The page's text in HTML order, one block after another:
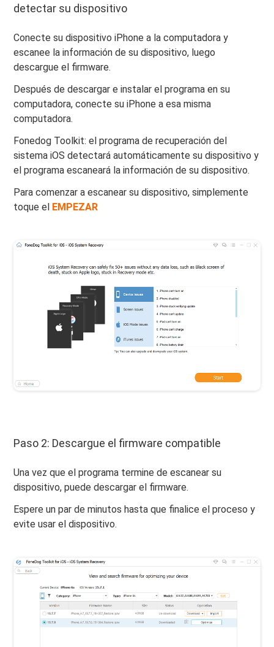
detectar su dispositivo
Conecte su dispositivo iPhone a la computadora y
escanee la información de su dispositivo, luego
descargue el firmware.
Después de descargar e instalar el programa en su
computadora, conecte su iPhone a esa misma
computadora.
Fonedog Toolkit: el programa de recuperación del
sistema iOS detectará automáticamente su dispositivo y
el programa escaneará la información de su dispositivo.
Para comenzar a escanear su dispositivo, simplemente
toque el EMPEZAR
Paso 2: Descargue el firmware compatible
Una vez que el programa termine de escanear su
dispositivo, puede descargar el firmware.
Espere un par de minutos hasta que finalice el proceso y
evite usar el dispositivo.